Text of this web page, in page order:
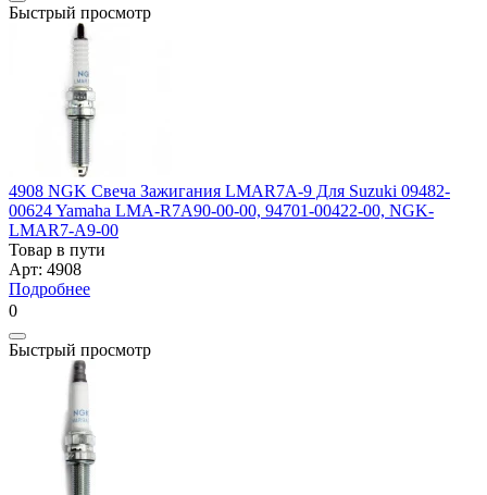
Быстрый просмотр
4908 NGK Свеча Зажигания LMAR7A-9 Для Suzuki 09482-
00624 Yamaha LMA-R7A90-00-00, 94701-00422-00, NGK-
LMAR7-A9-00
Товар в пути
Арт: 4908
Подробнее
0
Быстрый просмотр